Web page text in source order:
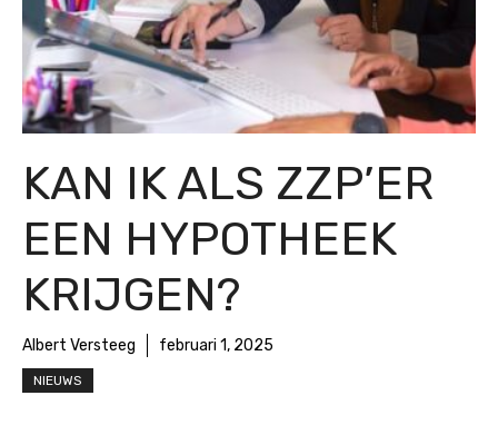
KAN IK ALS ZZP’ER
EEN HYPOTHEEK
KRIJGEN?
Albert Versteeg februari 1, 2025
NIEUWS